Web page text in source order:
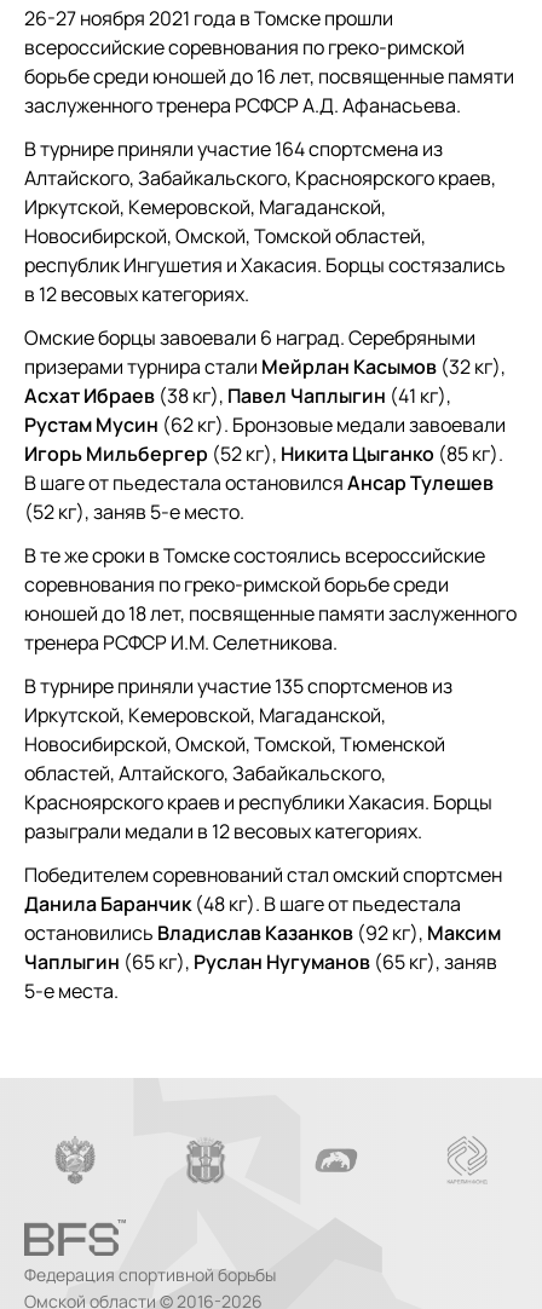
26-27 ноября 2021 года в Томске прошли
всероссийские соревнования по греко-римской
борьбе среди юношей до 16 лет, посвященные памяти
заслуженного тренера РСФСР А.Д. Афанасьева.
В турнире приняли участие 164 спортсмена из
Алтайского, Забайкальского, Красноярского краев,
Иркутской, Кемеровской, Магаданской,
Новосибирской, Омской, Томской областей,
республик Ингушетия и Хакасия. Борцы состязались
в 12 весовых категориях.
Омские борцы завоевали 6 наград. Серебряными
призерами турнира стали Мейрлан Касымов (32 кг),
Асхат Ибраев (38 кг), Павел Чаплыгин (41 кг),
Рустам Мусин (62 кг). Бронзовые медали завоевали
Игорь Мильбергер (52 кг), Никита Цыганко (85 кг).
В шаге от пьедестала остановилсяАнсар Тулешев
(52 кг), заняв 5-е место.
В те же сроки в Томске состоялись всероссийские
соревнования по греко-римской борьбе среди
юношей до 18 лет, посвященные памяти заслуженного
тренера РСФСР И.М. Селетникова.
В турнире приняли участие 135 спортсменов из
Иркутской, Кемеровской, Магаданской,
Новосибирской, Омской, Томской, Тюменской
областей, Алтайского, Забайкальского,
Красноярского краев и республики Хакасия. Борцы
разыграли медали в 12 весовых категориях.
Победителем соревнований стал омский спортсмен
Данила Баранчик(48 кг). В шаге от пьедестала
остановились Владислав Казанков (92 кг), Максим
Чаплыгин (65 кг), Руслан Нугуманов (65 кг), заняв
5-е места.
Федерация спортивной борьбы
Омской области © 2016-2026